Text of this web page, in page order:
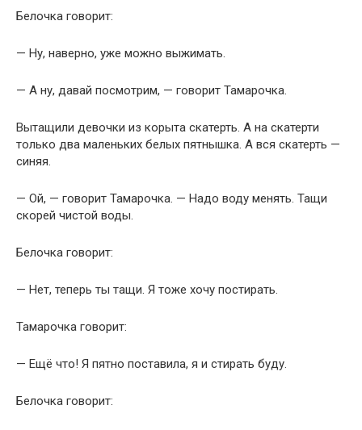
Белочка говорит:
— Ну, наверно, уже можно выжимать.
— А ну, давай посмотрим, — говорит Тамарочка.
Вытащили девочки из корыта скатерть. А на скатерти
только два маленьких белых пятнышка. А вся скатерть —
синяя.
— Ой, — говорит Тамарочка. — Надо воду менять. Тащи
скорей чистой воды.
Белочка говорит:
— Нет, теперь ты тащи. Я тоже хочу постирать.
Тамарочка говорит:
— Ещё что! Я пятно поставила, я и стирать буду.
Белочка говорит: